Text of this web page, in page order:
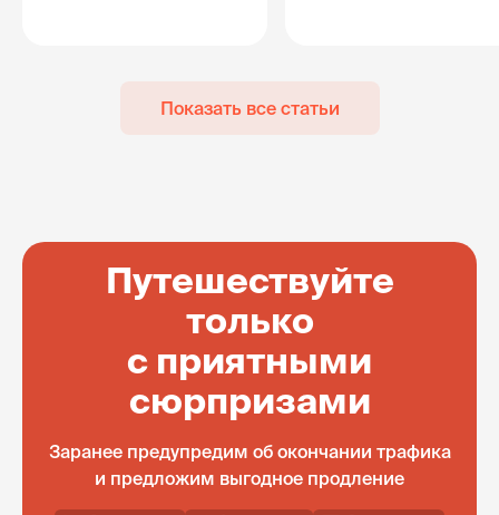
Показать все статьи
Путешествуйте
только
с приятными
сюрпризами
Заранее предупредим об окончании трафика
и предложим выгодное продление